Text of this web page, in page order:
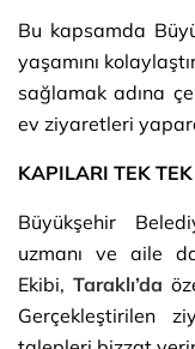
Bu kapsamda
yaşamını
sağlamak adına
ev ziyaretleri
KAPILARI TEK
Büyükşehir
uzmanı ve aile
Ekibi, Taraklı’da
Gerçekleştirilen